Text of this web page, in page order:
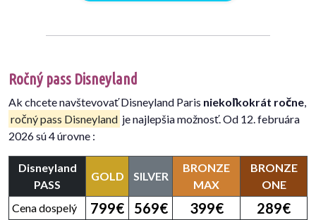
Ročný pass Disneyland
Ak chcete navštevovať Disneyland Paris niekoľkokrát ročne,
ročný pass Disneyland je najlepšia možnosť. Od 12. februára
2026 sú 4 úrovne :
Disneyland
PASS
GOLD SILVER
BRONZE
MAX
BRONZE
ONE
Cena dospelý
799€ 569€ 399€ 289€